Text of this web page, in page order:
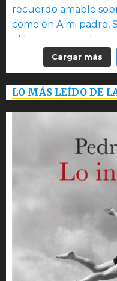
Cargar más
LO MÁS LEÍDO DE